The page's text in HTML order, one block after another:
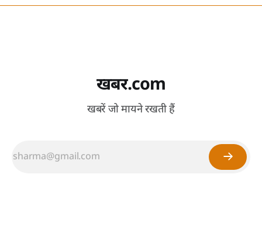
खबर.com
खबरें जो मायने रखती हैं